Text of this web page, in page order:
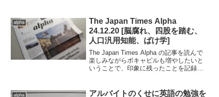
alpha
The Japan Times Alpha
24.12.20 [脳腐れ、四股を踏む、
人口汎用知能、ばけ学]
The Japan Times Alpha の記事を読んで
楽しみながらボキャビルも増やしたいと
いうことで、印象に残ったことを記録し
め大学での「愛の教育...
alpha
アルバイトのくせに英語の勉強を